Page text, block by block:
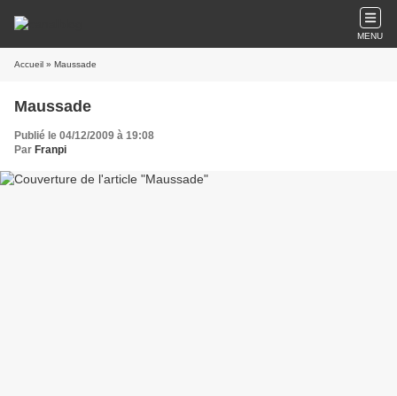
MENU
Accueil » Maussade
Maussade
Publié le 04/12/2009 à 19:08
Par Franpi